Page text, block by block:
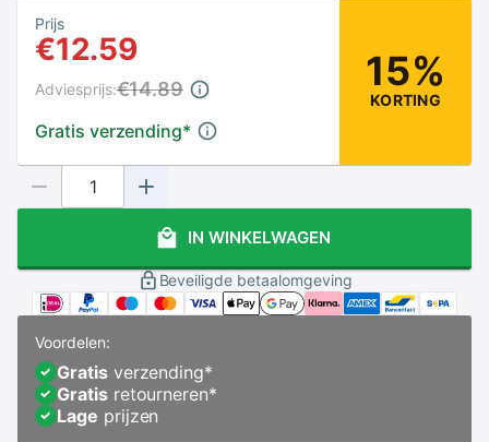
Prijs
€12.59
Gratis verzending*
Adviesprijs:€14.89 15%
KORTING
IN WINKELWAGEN
Beveiligde betaalomgeving
Voordelen:
Gratisverzending*
Gratisretourneren*
Lage prijzen